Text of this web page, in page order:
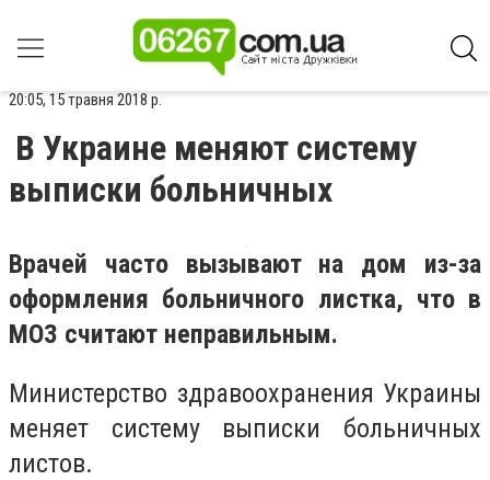
20:05, 15 травня 2018 р.
В Украине меняют систему
выписки больничных
Врачей часто вызывают на дом из-за
оформления больничного листка, что в
МОЗ считают неправильным.
Министерство здравоохранения Украины
меняет систему выписки больничных
листов.